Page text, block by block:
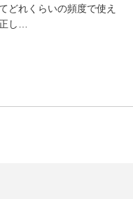
ランドということで注
オキシ(AC2.4％・
どれくらいの頻度で使え
し…